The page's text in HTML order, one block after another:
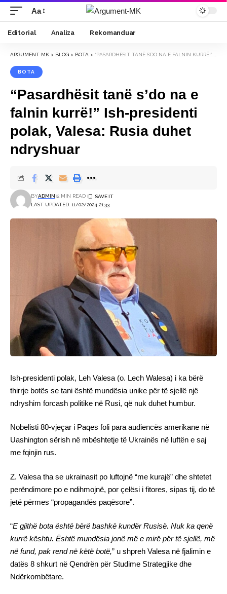
Font
Resizer
Aa
Editorial Analiza Rekomanduar
ARGUMENT-MK > BLOG > BOTA > “PASARDHËSIT TANË S’DO NA E FALNIN KURRË!” ISH-PRESIDENTI POLAK, VALESA: RUSIA DUHET NDRYSHUAR
BOTA
“Pasardhësit tanë s’do na e
falnin kurrë!” Ish-presidenti
polak, Valesa: Rusia duhet
ndryshuar
LAST UPDATED: 11/02/2024 21:33
BYADMIN 2 MIN READ
Ish-presidenti polak, Leh Valesa (o. Lech Walesa) i ka bërë
thirrje botës se tani është mundësia unike për të sjellë një
ndryshim forcash politike në Rusi, që nuk duhet humbur.
Nobelisti 80-vjeçar i Paqes foli para audiencës amerikane në
Uashington sërish në mbështetje të Ukrainës në luftën e saj
me fqinjin rus.
Z. Valesa tha se ukrainasit po luftojnë “me kurajë” dhe shtetet
perëndimore po e ndihmojnë, por çelësi i fitores, sipas tij, do të
jetë përmes “propagandës paqësore”.
“E gjithë bota është bërë bashkë kundër Rusisë. Nuk ka qenë
kurrë kështu. Është mundësia jonë më e mirë për të sjellë, më
në fund, pak rend në këtë botë,” u shpreh Valesa në fjalimin e
datës 8 shkurt në Qendrën për Studime Strategjike dhe
Ndërkombëtare.